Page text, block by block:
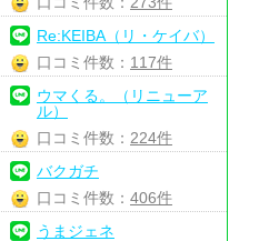
Re:KEIBA（リ・ケイバ）
口コミ件数： 117件
ウマくる。（リニューア
ル）
口コミ件数： 224件
バクガチ
口コミ件数： 406件
うまジェネ